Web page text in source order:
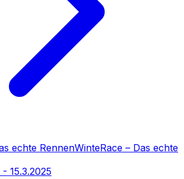
WinteRace – Das echte
- 15.3.2025